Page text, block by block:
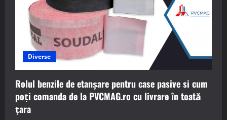
Diverse
Rolul benzile de etanșare pentru case pasive si cum
poți comanda de la PVCMAG.ro cu livrare în toată
țara